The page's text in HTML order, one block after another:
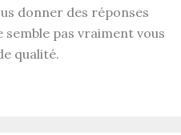
donner des réponses
pas vraiment vous
qualité.